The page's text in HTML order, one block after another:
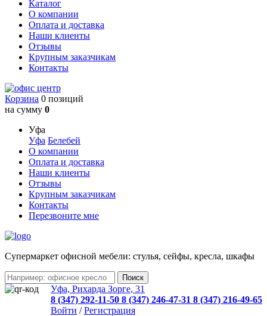
Каталог
О компании
Оплата и доставка
Наши клиенты
Отзывы
Крупным заказчикам
Контакты
Корзина 0 позиций
на сумму 0
Уфа
Уфа Белебей
О компании
Оплата и доставка
Наши клиенты
Отзывы
Крупным заказчикам
Контакты
Перезвоните мне
Cупермаркет офисной мебели: стулья, сейфы, кресла, шкафы
Уфа, Рихарда Зорге, 31
8 (347) 292-11-50 8 (347) 246-47-31 8 (347) 216-49-65
Войти /Регистрация